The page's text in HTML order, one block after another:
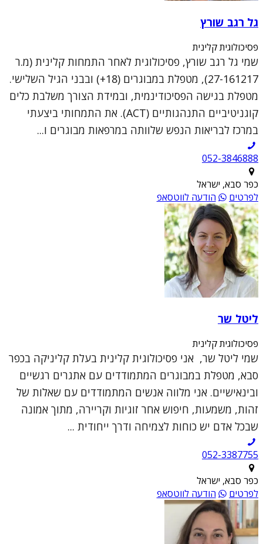
גל רגב שורץ
פסיכולוגית קלינית
שמי גל רגב שורץ, פסיכולוגית לאחר התמחות קלינית (מ.ר
27-161217), מטפלת במבוגרים (18+) ובבני הגיל השלישי.
מטפלת בגישה הפסיכודינמית, ובמידת הצורך משלבת כלים
קוגניטיביים התנהגותיים (ACT). את התמחותי ביצעתי
במרכז לבריאות הנפש שלוותה במרפאות מבוגרים ו...
052-3846888
כפר סבא, ישראל
לפרטים
הודעה לווטסאפ
ליטל שר
פסיכולוגית קלינית
שמי ליטל שר, אני פסיכולוגית קלינית בעלת קליניקה בכפר
סבא, מטפלת במבוגרים המתמודדים עם אתגרים רגשיים
ובינאישיים. אני מלווה אנשים המתמודדים עם שאלות של
זהות, משמעות, חיפוש אחר זוגיות וקריירה, מתוך אמונה
שבכל אדם יש כוחות לצמיחה ודרך ייחודית ...
052-3387755
כפר סבא, ישראל
לפרטים
הודעה לווטסאפ